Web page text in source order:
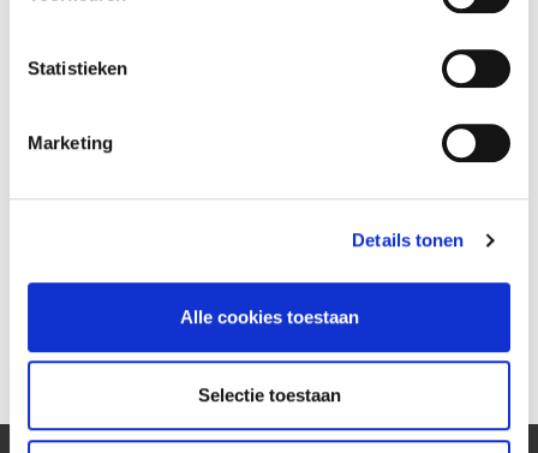
Statistieken
Marketing
Details tonen
Alle cookies toestaan
Selectie toestaan